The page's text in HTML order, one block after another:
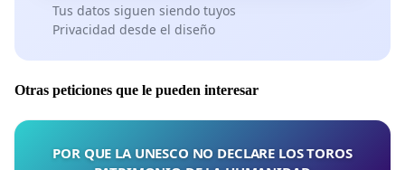
Tus datos siguen siendo tuyos
Privacidad desde el diseño
Otras peticiones que le pueden interesar
POR QUE LA UNESCO NO DECLARE LOS TOROS